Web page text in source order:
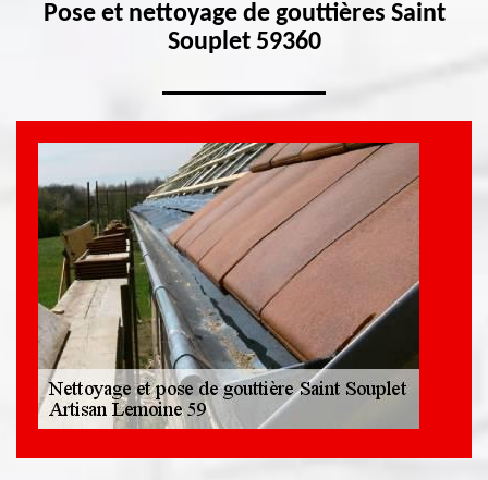
Pose et nettoyage de gouttières Saint
Souplet 59360